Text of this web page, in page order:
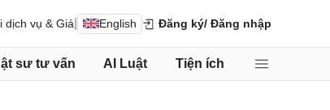
dịch vụ & Giá English Đăng ký/ Đăng nhập
sư tư vấn AI Luật Tiện ích